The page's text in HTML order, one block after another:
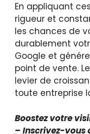
En appliquant
rigueur et
les chances de
durablement
Google et
point de vente.
levier de
toute entreprise
Boostez votre
– Inscrivez-vous